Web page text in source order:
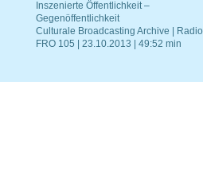
Inszenierte Öffentlichkeit –
Gegenöffentlichkeit
Culturale Broadcasting Archive | Radio
FRO 105 | 23.10.2013 | 49:52 min